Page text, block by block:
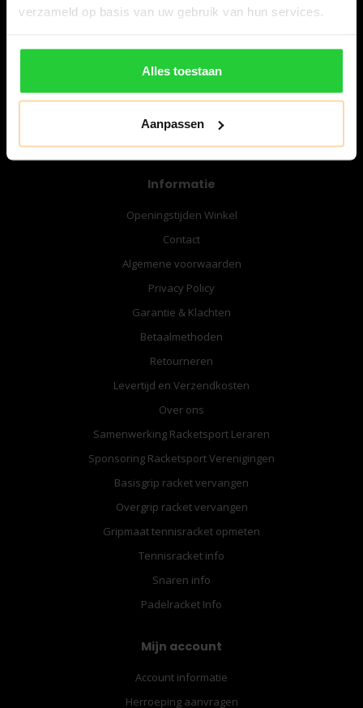
verzameld op basis van uw gebruik van hun services.
Alles toestaan
Aanpassen
06-57276080
info@bespanracket.nl
Informatie
Openingstijden Winkel
Contact
Algemene voorwaarden
Privacy Policy
Garantie & Klachten
Betaalmethoden
Retourneren
Levertijd en Verzendkosten
Over ons
Samenwerking Racketsport Leraren
Sponsoring Racketsport Verenigingen
Basisgrip racket vervangen
Overgrip racket vervangen
Gripmaat tennisracket opmeten
Tennisracket info
Snaren info
Padelracket Info
Mijn account
Account informatie
Herroeping aanvragen